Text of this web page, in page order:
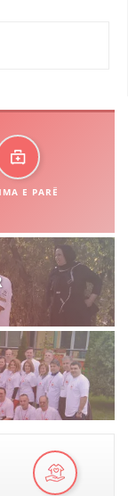
E PARË